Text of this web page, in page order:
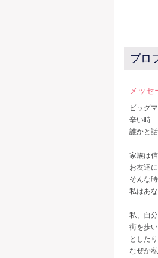
プロ
メッセ
ビッグ
辛い時
誰かと
家族は
お友達
そんな
私はあ
私、自
街を歩
としたり
なぜか